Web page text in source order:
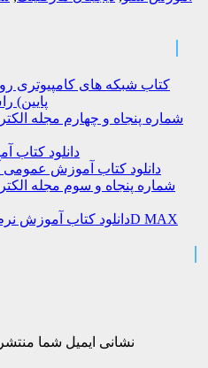
کتاب شبکه های کامپیوتری
پایین)
شماره پنجاه و چهارم مجله
دانلود کتاب
دانلود کتاب آموزش
شماره پنجاه و سوم مجله
دانلود کتاب آموزش نرم افزار سه بعدی سازی 3D MAX
نشانی ایمیل شما